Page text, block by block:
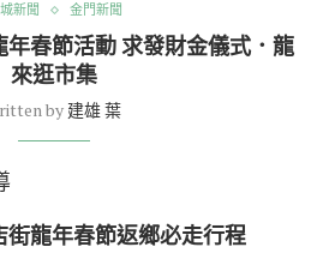
新聞 金門新聞
春節活動 求發財金儀式．龍
來逛市集
by 建雄 葉
街龍年春節返鄉必走行程